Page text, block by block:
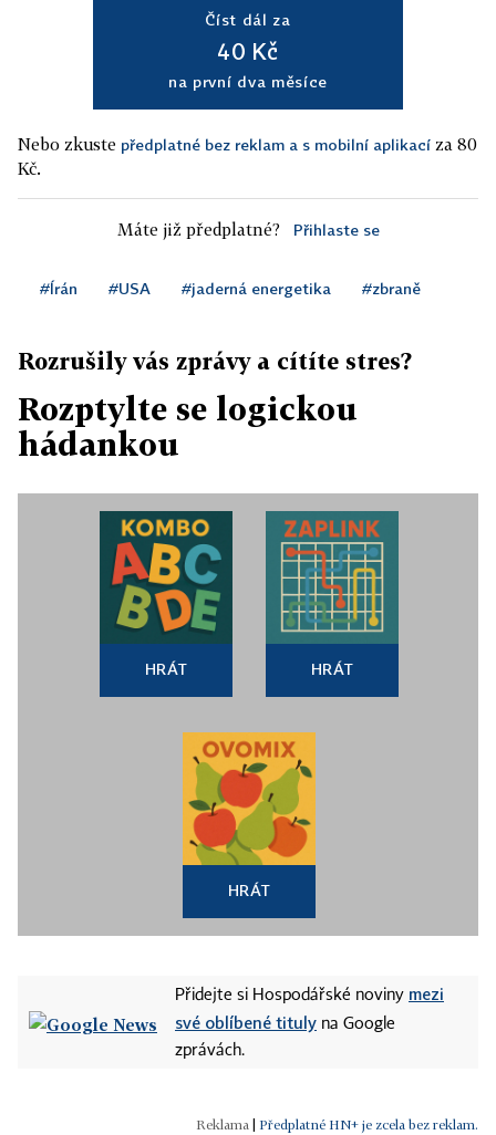
Číst dál za
40 Kč
na první dva měsíce
Nebo zkuste předplatné bez reklam a s mobilní aplikací za 80
Kč.
Máte již předplatné? Přihlaste se
#Írán #USA #jaderná energetika #zbraně
Rozrušily vás zprávy a cítíte stres?
Rozptylte se logickou
hádankou
HRÁT HRÁT
HRÁT
Přidejte si Hospodářské noviny mezi
své oblíbené tituly na Google
zprávách.
Předplatné HN+ je zcela bez reklam.